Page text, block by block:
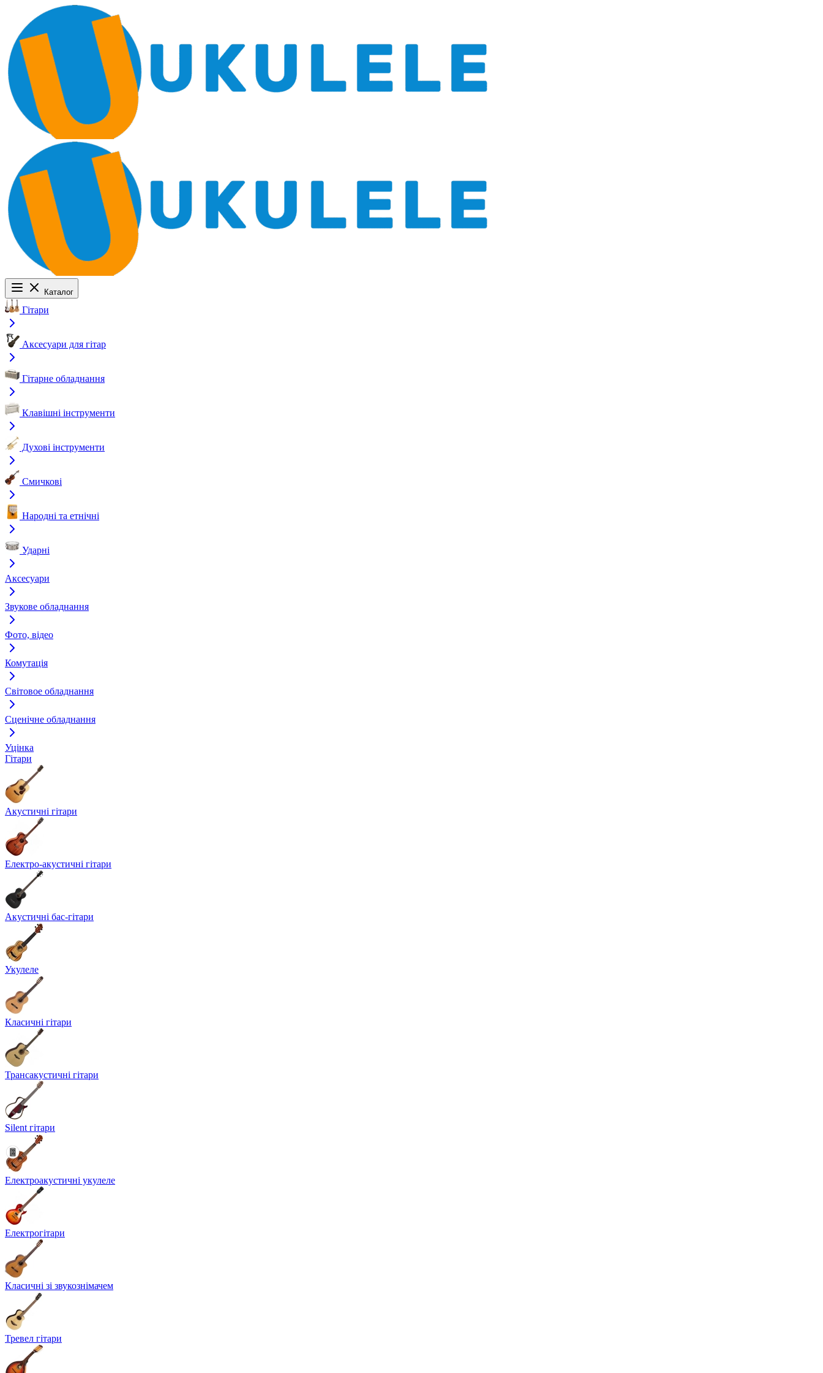
Каталог
Гітари
Аксесуари для гітар
Гітарне обладнання
Клавішні інструменти
Духові інструменти
Смичкові
Народні та етнічні
Ударні
Аксесуари
Звукове обладнання
Фото, відео
Комутація
Світовое обладнання
Сценічне обладнання
Уцінка
Гітари
Акустичні гітари
Електро-акустичні гітари
Акустичні бас-гітари
Укулеле
Класичні гітари
Трансакустичні гітари
Silent гітари
Електроакустичні укулеле
Електрогітари
Класичні зі звукознімачем
Тревел гітари